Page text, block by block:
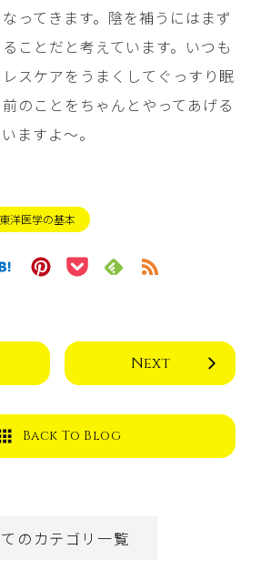
ってきます。陰を補うにはまず
ことだと考えています。いつも
スケアをうまくしてぐっすり眠
のことをちゃんとやってあげる
ますよ～。
東洋医学の基本
Next
Back To Blog
のカテゴリ一覧